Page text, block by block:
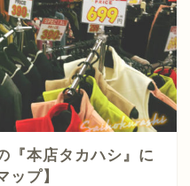
『本店タカハシ』に
ップ】